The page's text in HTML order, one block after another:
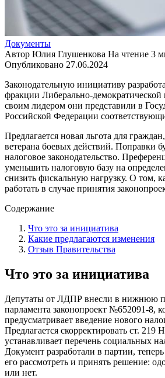
Документы
Автор Юлия Глушенкова На чтение 3
Опубликовано 27.06.2024
Законодательную инициативу
фракции Либерально-демократической
своим лидером они представили в
Российской Федерации
Предлагается новая льгота для
ветерана боевых действий. Поправки
налоговое законодательство.
уменьшить налоговую базу на
снизить фискальную нагрузку. О том,
работать в случае принятия
Содержание
Что это за инициатива
Какие предлагаются изменения
Отзыв Правительства
Что это за инициатива
Депутаты от ЛДПР внесли в нижнюю
парламента законопроект №652091-8,
предусматривает введение нового
Предлагается скорректировать ст. 219
устанавливает перечень социальных
Документ разработали в партии,
его рассмотреть и принять решение:
или нет.